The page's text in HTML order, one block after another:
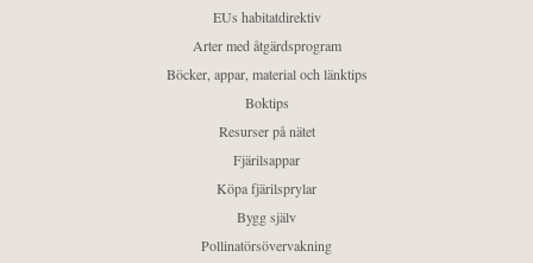
EUs habitatdirektiv
Arter med åtgärdsprogram
Böcker, appar, material och länktips
Boktips
Resurser på nätet
Fjärilsappar
Köpa fjärilsprylar
Bygg själv
Pollinatörsövervakning